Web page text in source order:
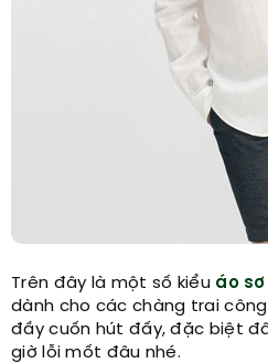
Trên đây là một số kiểu áo
dành cho các chàng trai
đầy cuốn hút đấy, đặc biệt
giờ lỗi mốt đâu nhé.